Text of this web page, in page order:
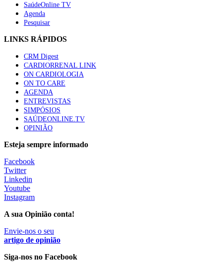
Quase quatro em cada dez doentes com enfarte
apresentavam níveis elevados de Lp(a), revela estudo
Trodelvy aprovado para primeira linha no cancro da
mama triplo negativo metastático em doentes não
elegíveis para inibidores PD-(L)1
61 visualizações
MAIS NOTÍCIAS
nutricionista no primeiro mês
7 Ago, 2026
apoio robótico em Portugal
7 Ago, 2026 |0 Comments
SaúdeOnline TV
Agenda
Pesquisar
LINKS RÁPIDOS
CRM Digest
CARDIORRENAL LINK
ON CARDIOLOGIA
ON TO CARE
AGENDA
ENTREVISTAS
SIMPÓSIOS
SAÚDEONLINE.TV
OPINIÃO
Esteja sempre informado
Facebook
Twitter
Linkedin
Youtube
Instagram
A sua Opinião conta!
Envie-nos o seu
artigo de opinião
Siga-nos no Facebook